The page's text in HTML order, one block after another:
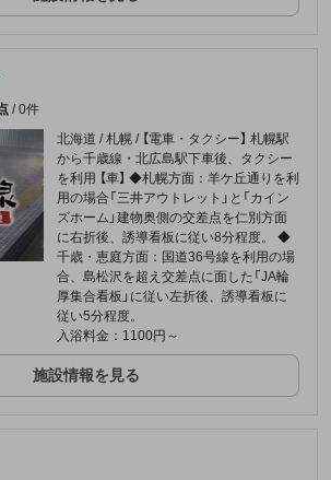
/0件
北海道 / 札幌 / 【電車・タクシー】 札幌駅
から千歳線・北広島駅下車後、タクシー
を利用 【車】 ◆札幌方面：羊ケ丘通りを利
用の場合「三井アウトレット」と「カイン
ズホーム」建物奥側の交差点を仁別方面
に右折後、誘導看板に従い8分程度。 ◆
千歳・恵庭方面：国道36号線を利用の場
合、島松沢を超え交差点に面した「JA輪
厚集合看板」に従い左折後、誘導看板に
従い5分程度。
入浴料金：1100円～
施設情報を見る